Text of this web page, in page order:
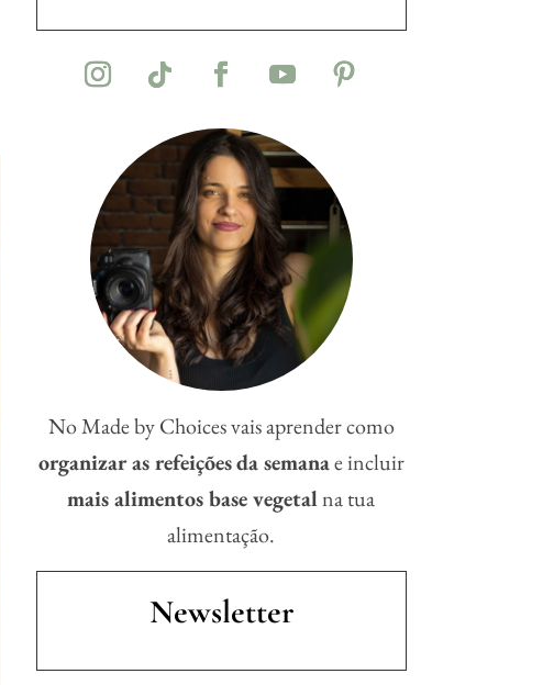
No Made by Choices vais aprender como
organizar as refeiçõesda semanae incluir
mais alimentos base vegetalna tua
alimentação.
Newsletter